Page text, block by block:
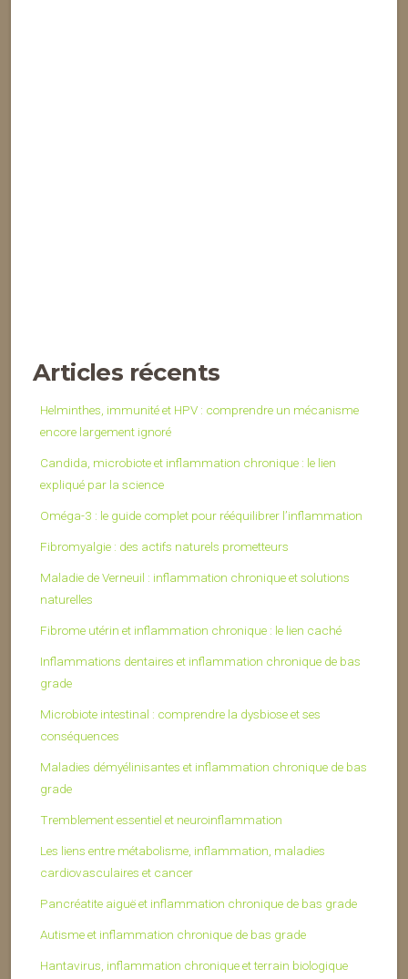
Articles récents
Helminthes, immunité et HPV : comprendre un mécanisme
encore largement ignoré
Candida, microbiote et inflammation chronique : le lien
expliqué par la science
Oméga-3 : le guide complet pour rééquilibrer l’inflammation
Fibromyalgie : des actifs naturels prometteurs
Maladie de Verneuil : inflammation chronique et solutions
naturelles
Fibrome utérin et inflammation chronique : le lien caché
Inflammations dentaires et inflammation chronique de bas
grade
Microbiote intestinal : comprendre la dysbiose et ses
conséquences
Maladies démyélinisantes et inflammation chronique de bas
grade
Tremblement essentiel et neuroinflammation
Les liens entre métabolisme, inflammation, maladies
cardiovasculaires et cancer
Pancréatite aiguë et inflammation chronique de bas grade
Autisme et inflammation chronique de bas grade
Hantavirus, inflammation chronique et terrain biologique